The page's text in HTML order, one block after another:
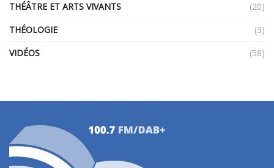
THÉÂTRE ET ARTS VIVANTS
(20)
THÉOLOGIE
(3)
VIDÉOS
(58)